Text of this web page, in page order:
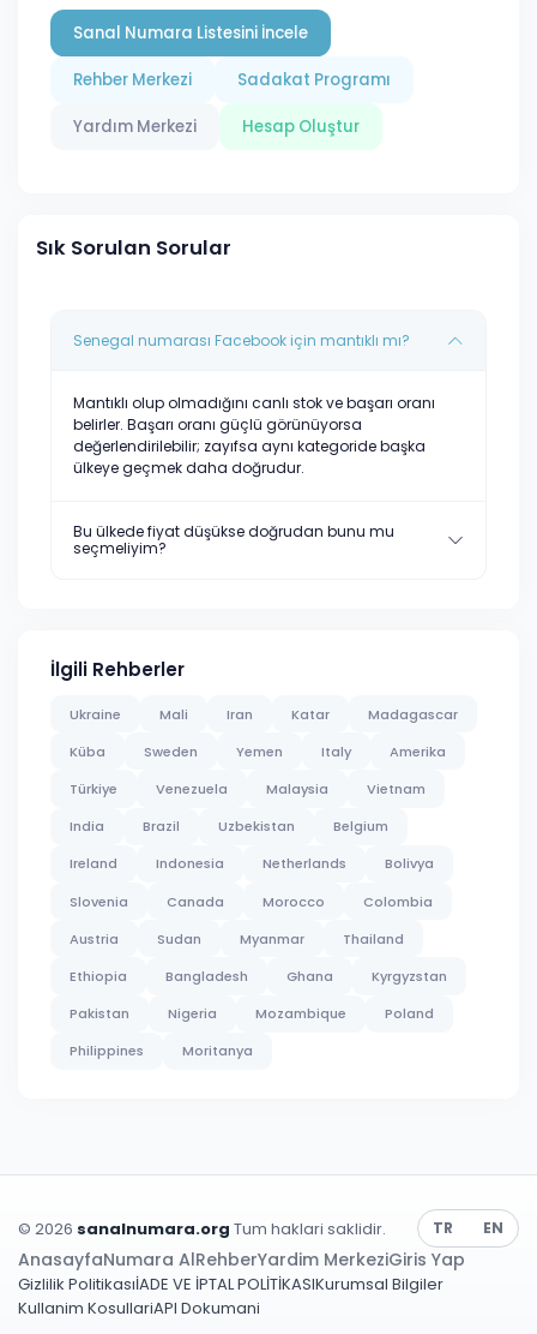
Sanal Numara Listesini İncele
Rehber Merkezi Sadakat Programı
Yardım Merkezi Hesap Oluştur
Sık Sorulan Sorular
Senegal numarası Facebook için mantıklı mı?
Mantıklı olup olmadığını canlı stok ve başarı oranı
belirler. Başarı oranı güçlü görünüyorsa
değerlendirilebilir; zayıfsa aynı kategoride başka
ülkeye geçmek daha doğrudur.
Bu ülkede fiyat düşükse doğrudan bunu mu
seçmeliyim?
İlgili Rehberler
Ukraine Mali Iran Katar
Madagascar
Küba
Sweden Yemen Italy
Amerika
Türkiye
Venezuela Malaysia
Vietnam
India
Brazil Uzbekistan
Belgium
Ireland
Indonesia Netherlands
Bolivya
Slovenia
Canada Morocco
Colombia
Austria
Sudan Myanmar
Thailand
Ethiopia
Bangladesh Ghana
Kyrgyzstan
Pakistan
Nigeria Mozambique
Poland
Philippines
Moritanya
© 2026 sanalnumara.org Tum haklari saklidir. TR EN
AnasayfaNumara AlRehberYardim MerkeziGiris Yap
Gizlilik PolitikasıİADE VE İPTAL POLİTİKASIKurumsal Bilgiler
Kullanim KosullariAPI Dokumani